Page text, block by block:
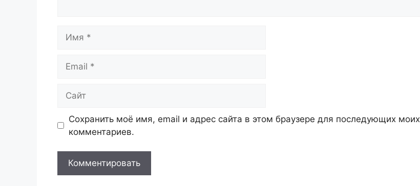
Сохранить моё имя, email и адрес сайта в этом браузере для последующих моих
комментариев.